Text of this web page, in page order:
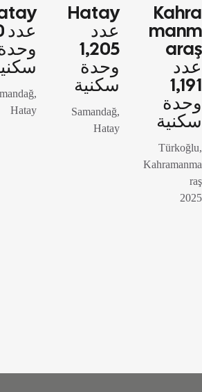
المقاولات
العامة
Kahra
Manm
Araş
عدد
1,191
وحدة
سكنية
Türkoğlu,
Kahramanma
raş
2025
المقاولات
العامة
Hatay
عدد
1,205
وحدة
سكنية
Samandağ,
Hatay
العامة
Hatay